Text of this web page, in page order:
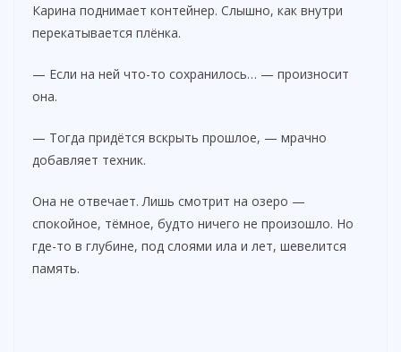
o
Карина поднимает контейнер. Слышно, как внутри
перекатывается плёнка.
— Если на ней что-то сохранилось… — произносит
она.
— Тогда придётся вскрыть прошлое, — мрачно
добавляет техник.
Она не отвечает. Лишь смотрит на озеро —
спокойное, тёмное, будто ничего не произошло. Но
где-то в глубине, под слоями ила и лет, шевелится
память.